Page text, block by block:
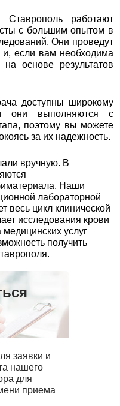
работают
с большим опытом в
Они проведут
и, если вам необходима
на основе результатов
доступны широкому
они выполняются с
поэтому вы можете
за их надежность.
вручную. В
Наши
лабораторной
весь цикл клинической
исследования крови
медицинских услуг
получить
заявки и
нашего
для
приема